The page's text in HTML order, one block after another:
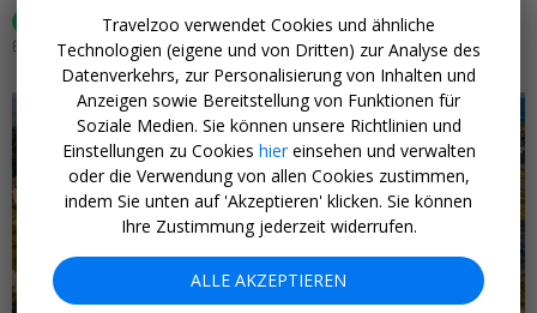
hat es gefallen (55 Bewertungen)
EINLÖSBAR: 1. SEPTEMBER–25. MÄRZ 2027 (FR. & SA. +7,50 €)
Travelzoo verwendet Cookies und ähnliche
Technologien (eigene und von Dritten) zur Analyse des
Datenverkehrs, zur Personalisierung von Inhalten und
Anzeigen sowie Bereitstellung von Funktionen für
Soziale Medien. Sie können unsere Richtlinien und
Einstellungen zu Cookies hiereinsehen und verwalten
oder die Verwendung von allen Cookies zustimmen,
indem Sie unten auf 'Akzeptieren' klicken. Sie können
Ihre Zustimmung jederzeit widerrufen.
ALLE AKZEPTIEREN